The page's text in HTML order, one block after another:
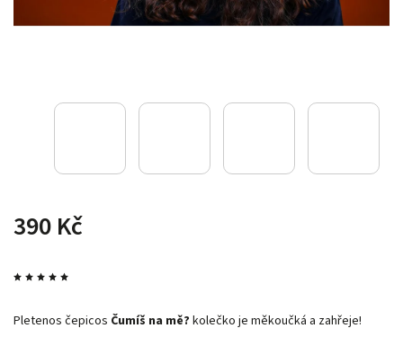
390 Kč
Pletenos čepicos Čumíš na mě? kolečko je měkoučká a zahřeje!